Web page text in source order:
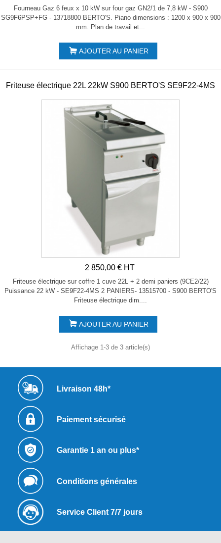
Fourneau Gaz 6 feux x 10 kW sur four gaz GN2/1 de 7,8 kW - S900
SG9F6PSP+FG - 13718800 BERTO'S. Piano dimensions : 1200 x 900 x 900
mm. Plan de travail et...
AJOUTER AU PANIER
Friteuse électrique 22L 22kW S900 BERTO'S SE9F22-4MS
2 850,00 € HT
Friteuse électrique sur coffre 1 cuve 22L + 2 demi paniers (9CE2/22)
Puissance 22 kW - SE9F22-4MS 2 PANIERS- 13515700 - S900 BERTO'S
Friteuse électrique dim....
AJOUTER AU PANIER
Affichage 1-3 de 3 article(s)
Livraison 48h*
Paiement sécurisé
Garantie 1 an ou plus*
Conditions générales
Service Client 7/7 jours